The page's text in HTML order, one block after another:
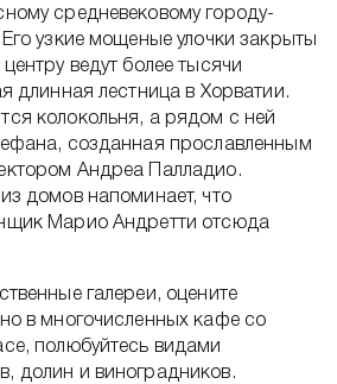
средневековому городу-
узкие мощеные улочки закрыты
ведут более тысячи
длинная лестница в Хорватии.
колокольня, а рядом с ней
созданная прославленным
Андреа Палладио.
домов напоминает, что
Марио Андретти отсюда
галереи, оцените
в многочисленных кафе со
полюбуйтесь видами
долин и виноградников.